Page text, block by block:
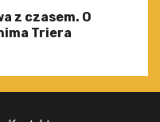
z czasem. O
Triera